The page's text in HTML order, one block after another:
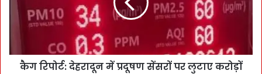
कैग रिपोर्ट: देहरादून में प्रदूषण सेंसरों पर लुटाए करोड़ों